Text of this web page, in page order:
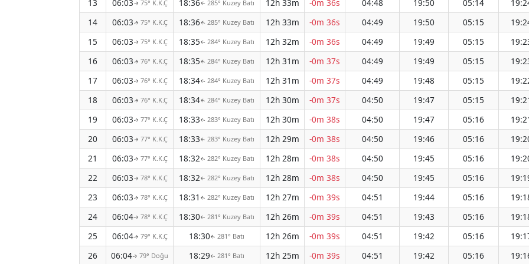
13 06:03↑ 75° K.K.Ç 18:36↑ 285° Kuzey Batı 12h 33m -0m 36s 04:48 19:50 05:14
14
06:03↑ 75° K.K.Ç 18:36↑ 285° Kuzey Batı 12h 33m -0m 36s 04:49 19:50 05:15
15
06:03↑ 75° K.K.Ç 18:35↑ 284° Kuzey Batı 12h 32m -0m 36s 04:49 19:49 05:15
16
06:03↑ 76° K.K.Ç 18:35↑ 284° Kuzey Batı 12h 31m -0m 37s 04:49 19:49 05:15
17
06:03↑ 76° K.K.Ç 18:34↑ 284° Kuzey Batı 12h 31m -0m 37s 04:49 19:48 05:15
18
06:03↑ 76° K.K.Ç 18:34↑ 284° Kuzey Batı 12h 30m -0m 37s 04:50 19:47 05:15
19
06:03↑ 77° K.K.Ç 18:33↑ 283° Kuzey Batı 12h 30m -0m 38s 04:50 19:47 05:16
20
06:03↑ 77° K.K.Ç 18:33↑ 283° Kuzey Batı 12h 29m -0m 38s 04:50 19:46 05:16
21
06:03↑ 77° K.K.Ç 18:32↑ 282° Kuzey Batı 12h 28m -0m 38s 04:50 19:45 05:16
22
06:03↑ 78° K.K.Ç 18:32↑ 282° Kuzey Batı 12h 28m -0m 38s 04:50 19:45 05:16
23
06:03↑ 78° K.K.Ç 18:31 ↑ 282° Kuzey Batı 12h 27m -0m 39s 04:51 19:44 05:16
24
06:04↑ 78° K.K.Ç 18:30↑ 281° Kuzey Batı 12h 26m -0m 39s 04:51 19:43 05:16
25
06:04↑ 79° K.K.Ç 18:30↑ 281° Batı 12h 26m -0m 39s 04:51 19:42 05:16
26
06:04↑ 79° Doğu 18:29↑ 281° Batı 12h 25m -0m 39s 04:51 19:42 05:16